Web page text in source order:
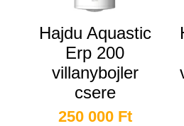
Hajdu Aquastic
Erp 200
villanybojler
csere
250 000 Ft